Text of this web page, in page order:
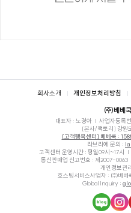
회사소개 개인정보처리방침
㈜베베
대표자 : 노경아 사업자등록
[본사/팩토리] 강원
[고객행복센터] 베베쿡 :
라브리에 문의 :
고객센터 운영시간 : 평일09시~17시
통신판매업 신고번호 : 제2007-0063
개인정보관
호스팅서비스사업자 : ㈜베베
Global Inquiry :